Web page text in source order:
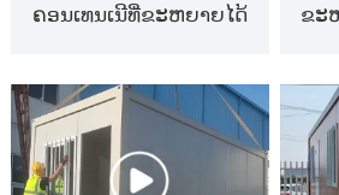
ຄອນເທນເນີທີ່ຂະຫຍາຍໄດ້
ຂະ
ແຜ